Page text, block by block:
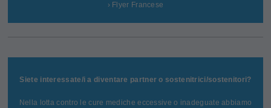
› Flyer Francese
Siete interessate/i a diventare partner o sostenitrici/sostenitori?
Nella lotta contro le cure mediche eccessive o inadeguate abbiamo